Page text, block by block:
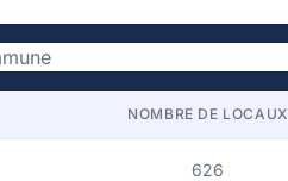
NOMBRE DE LOCAUX
626